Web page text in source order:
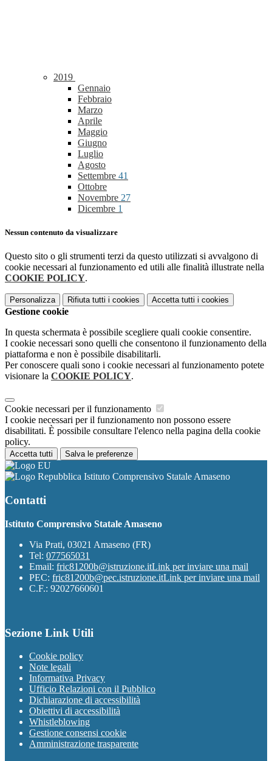
2019
Gennaio
Febbraio
Marzo
Aprile
Maggio
Giugno
Luglio
Agosto
Settembre 41
Ottobre
Novembre 27
Dicembre 1
Nessun contenuto da visualizzare
Questo sito o gli strumenti terzi da questo utilizzati si avvalgono di
cookie necessari al funzionamento ed utili alle finalità illustrate nella
COOKIE POLICY.
Personalizza Rifiuta tutti i cookies Accetta tutti i cookies
Gestione cookie
In questa schermata è possibile scegliere quali cookie consentire.
I cookie necessari sono quelli che consentono il funzionamento della
piattaforma e non è possibile disabilitarli.
Per conoscere quali sono i cookie necessari al funzionamento potete
visionare la COOKIE POLICY.
Cookie necessari per il funzionamento
I cookie necessari per il funzionamento non possono essere
disabilitati. È possibile consultare l'elenco nella pagina della cookie
policy.
Accetta tutti Salva le preferenze
Istituto Comprensivo Statale Amaseno
Contatti
Istituto Comprensivo Statale Amaseno
Via Prati, 03021 Amaseno (FR)
Tel: 077565031
Email: fric81200b@istruzione.itLink per inviare una mail
PEC: fric81200b@pec.istruzione.itLink per inviare una mail
C.F.: 92027660601
Sezione Link Utili
Cookie policy
Note legali
Informativa Privacy
Ufficio Relazioni con il Pubblico
Dichiarazione di accessibilità
Obiettivi di accessibilità
Whistleblowing
Gestione consensi cookie
Amministrazione trasparente